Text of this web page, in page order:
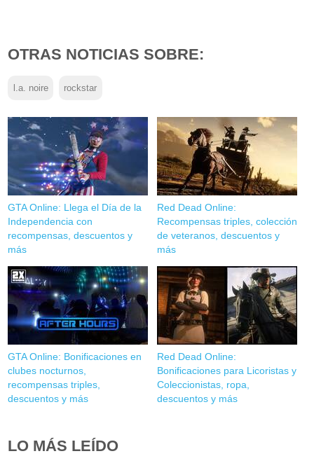
OTRAS NOTICIAS SOBRE:
l.a. noire rockstar
GTA Online: Llega el Día de la
Independencia con
recompensas, descuentos y
más
Red Dead Online:
Recompensas triples, colección
de veteranos, descuentos y
más
GTA Online: Bonificaciones en
clubes nocturnos,
recompensas triples,
descuentos y más
Red Dead Online:
Bonificaciones para Licoristas y
Coleccionistas, ropa,
descuentos y más
LO MÁS LEÍDO